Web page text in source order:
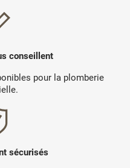
conseillent
pour la plomberie
sécurisés